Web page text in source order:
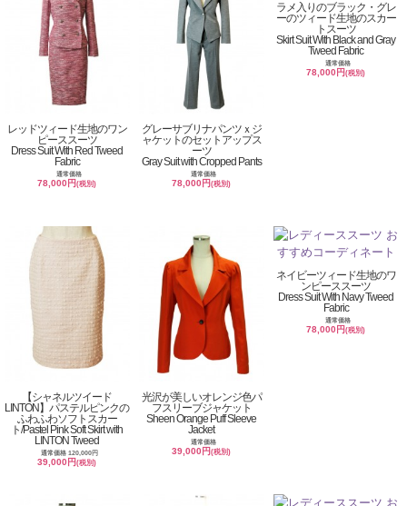
レッドツィード生地のワン
ピーススーツ
Dress Suit With Red Tweed
Fabric
通常価格
78,000円(税別)
グレーサブリナパンツｘジ
ャケットのセットアップス
ーツ
Gray Suit with Cropped Pants
通常価格
78,000円(税別)
ラメ入りのブラック・グレ
ーのツィード生地のスカー
トスーツ
Skirt Suit With Black and Gray
Tweed Fabric
通常価格
78,000円(税別)
【シャネルツイード
LINTON】パステルピンクの
ふわふわソフトスカー
ト/Pastel Pink Soft Skirt with
LINTON Tweed
通常価格 120,000円
39,000円(税別)
光沢が美しいオレンジ色パ
フスリーブジャケット
Sheen Orange Puff Sleeve
Jacket
通常価格
39,000円(税別)
ネイビーツィード生地のワ
ンピーススーツ
Dress Suit With Navy Tweed
Fabric
通常価格
78,000円(税別)